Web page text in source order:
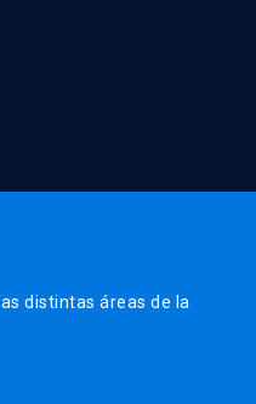
distintas áreas de la